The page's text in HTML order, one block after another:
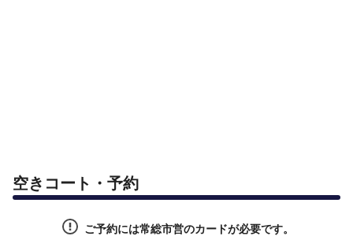
空きコート・予約
ご予約には常総市営のカードが必要です。